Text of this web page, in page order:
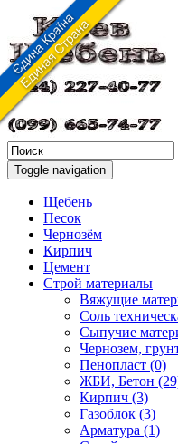
Toggle navigation
Щебень
Песок
Чернозём
Кирпич
Цемент
Строй материалы
Вяжущие
Соль
Сыпучие
Чернозем,
Пенопласт (0)
ЖБИ, Бетон
Кирпич (3)
Газоблок (3)
Арматура (1)